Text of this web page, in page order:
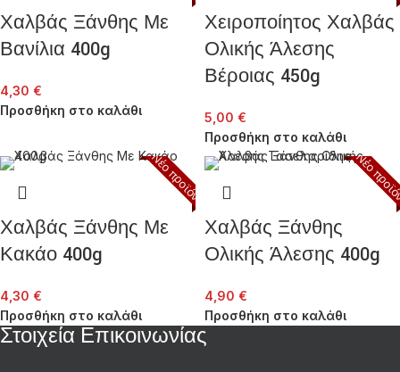
Χαλβάς Ξάνθης Με
Βανίλια 400g
4,30 €
Προσθήκη στο καλάθι
Χειροποίητος Χαλβάς
Ολικής Άλεσης
Βέροιας 450g
5,00 €
Προσθήκη στο καλάθι
Νέο προϊόν
Χαλβάς Ξάνθης Με
Κακάο 400g
4,30 €
Προσθήκη στο καλάθι
Νέο
Χαλβάς Ξάνθης
Ολικής Άλεσης 400g
4,90 €
Προσθήκη στο καλάθι
Στοιχεία Επικοινωνίας